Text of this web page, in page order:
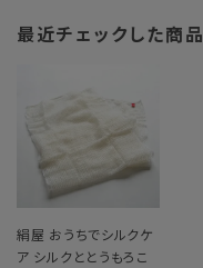
最近チェックした商品
絹屋 おうちでシルクケ
ア シルクととうもろこ